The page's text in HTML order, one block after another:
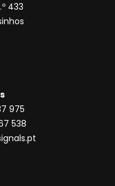
433
975
538